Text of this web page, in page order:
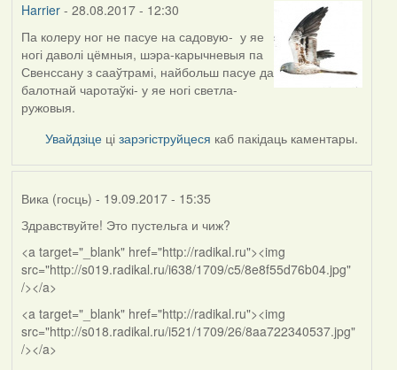
Harrier- 28.08.2017 - 12:30
In
reply
to
by
arktous
Па колеру ног не пасуе на садовую- у яе
ногі даволі цёмныя, шэра-карычневыя па
Свенссану з сааўтрамі, найбольш пасуе да
балотнай чаротаўкі- у яе ногі светла-
ружовыя.
Увайдзіце цізарэгіструйцеся каб пакідаць каментары.
Вика (госць) - 19.09.2017 - 15:35
Здравствуйте! Это пустельга и чиж?
<a target="_blank" href="http://radikal.ru"><img
src="http://s019.radikal.ru/i638/1709/c5/8e8f55d76b04.jpg"
/></a>
<a target="_blank" href="http://radikal.ru"><img
src="http://s018.radikal.ru/i521/1709/26/8aa722340537.jpg"
/></a>